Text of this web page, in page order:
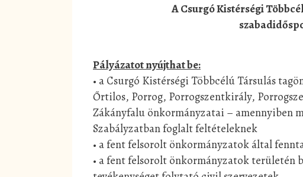
A Csurgó Kistérségi
Pályázatot nyújthat be:
• a Csurgó Kistérségi Többcélú Társulás
Őrtilos, Porrog, Porrogszentkirály,
Zákányfalu önkormányzatai – amennyiben
Szabályzatban foglalt feltételeknek
• a fent felsorolt önkormányzatok által
• a fent felsorolt önkormányzatok területén